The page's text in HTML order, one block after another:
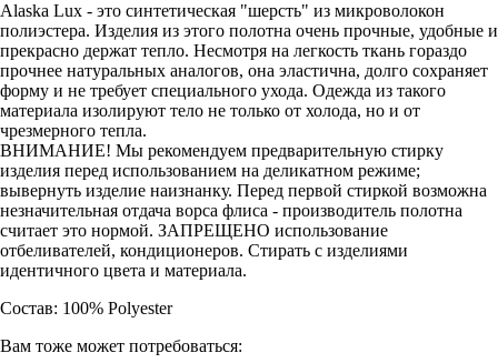
Alaska Lux - это синтетическая "шерсть" из микроволокон
полиэстера. Изделия из этого полотна очень прочные, удобные и
прекрасно держат тепло. Несмотря на легкость ткань гораздо
прочнее натуральных аналогов, она эластична, долго сохраняет
форму и не требует специального ухода. Одежда из такого
материала изолируют тело не только от холода, но и от
чрезмерного тепла.
ВНИМАНИЕ! Мы рекомендуем предварительную стирку
изделия перед использованием на деликатном режиме;
вывернуть изделие наизнанку. Перед первой стиркой возможна
незначительная отдача ворса флиса - производитель полотна
считает это нормой. ЗАПРЕЩЕНО использование
отбеливателей, кондиционеров. Стирать с изделиями
идентичного цвета и материала.
Состав: 100% Polyester
Вам тоже может потребоваться: